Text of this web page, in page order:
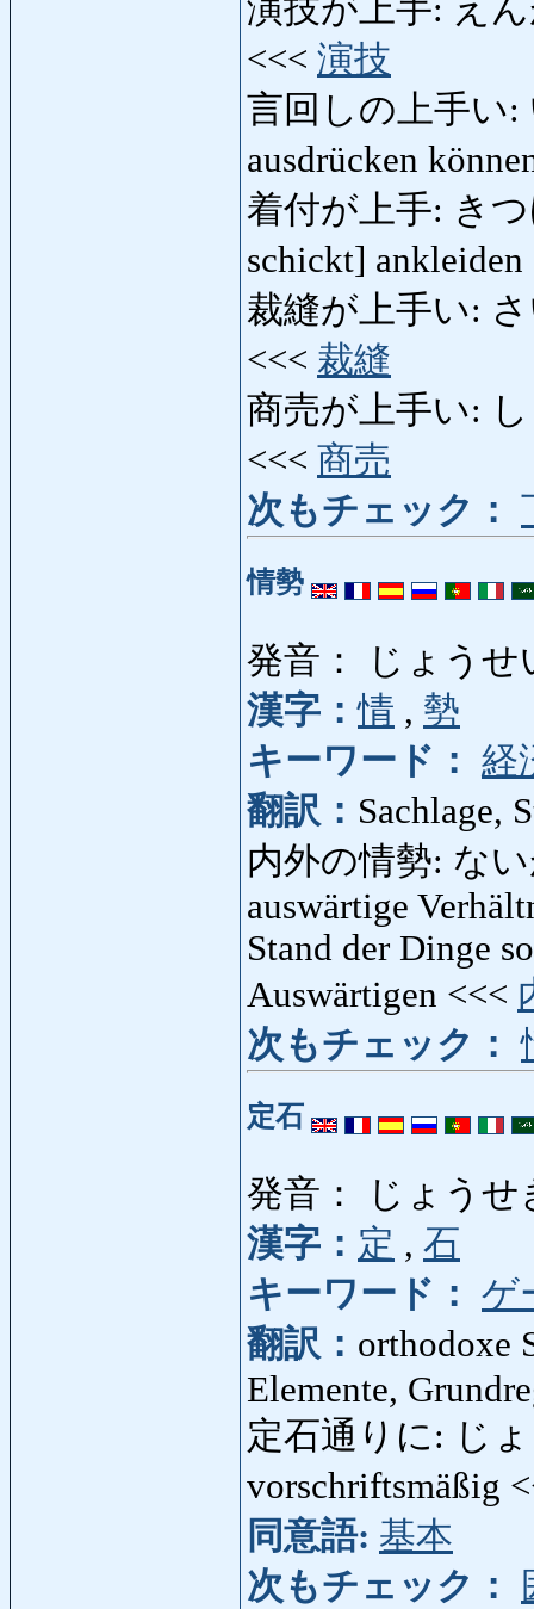
演技が上手: え
<<< 演技
言回しの上手い:
ausdrücken
着付が上手: き
schickt]
裁縫が上手い:
<<< 裁縫
商売が上手い: し
<<< 商売
次もチェック：
情勢
発音： じょうせ
漢字：情 , 勢
キーワード： 経
翻訳： Sachlage,
内外の情勢: な
auswärtige
Stand der Dinge
Auswärtigen <<<
次もチェック：
定石
発音： じょうせ
漢字： 定 , 石
キーワード： ゲ
翻訳： orthodoxe
Elemente,
定石通りに: じ
vorschriftsmäßig
同意語: 基本
次もチェック：